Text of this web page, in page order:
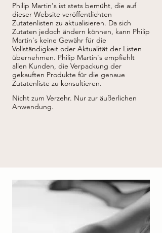
Betaine, Disodium Lauryl Sulfosuccinate,
Chamomilla Recutita Flower Extract
(Chamomilla Recutita (Matricaria) Flower
Extract) *, Mentha Piperita Leaf  Extract
(Mentha Piperita (Peppermint) Leaf  Extract)
*, Citrus Limon Peel Extract *, Rosmarinus
Officinalis Leaf Extract (Rosmarinus
Officinalis (Rosemary) Leaf Extract) *,
Potassium Sorbate, Trehalose, Urea, Lactic
Acid, Glycerin , Polysorbate 20, Glyceryl
Oleate, Serine, Algin, Pullulan,
Polyquaternium-10, Sodium Hyaluronate,
Parfum (Fragrance), Phenoxyethanol,
Sodium Benzoate, Pentylene Glycol, Caprylyl
Philip Martin's ist stets bemüht, die auf
dieser Website veröffentlichten
Zutatenlisten zu aktualisieren. Da sich
Zutaten jedoch ändern können, kann Philip
Martin's keine Gewähr für die
Vollständigkeit oder Aktualität der Listen
übernehmen. Philip Martin's empfiehlt
allen Kunden, die Verpackung der
gekauften Produkte für die genaue
Zutatenliste zu konsultieren.
Nicht zum Verzehr. Nur zur äußerlichen
Anwendung.